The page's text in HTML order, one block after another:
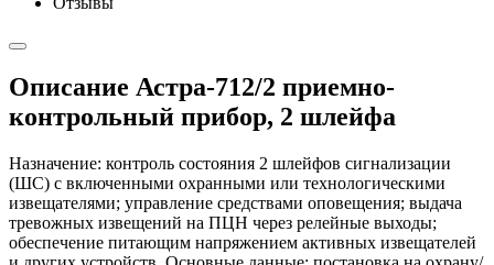
Описание Астра-712/2 приемно-
контрольный прибор, 2 шлейфа
Назначение: контроль состояния 2 шлейфов сигнализации
(ШС) с включенными охранными или технологическими
извещателями; управление средствами оповещения; выдача
тревожных извещений на ПЦН через релейные выходы;
обеспечение питающим напряжением активных извещателей